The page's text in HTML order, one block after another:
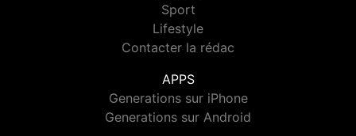
Sport
Lifestyle
Contacter la rédac
APPS
Generations sur iPhone
Generations sur Android